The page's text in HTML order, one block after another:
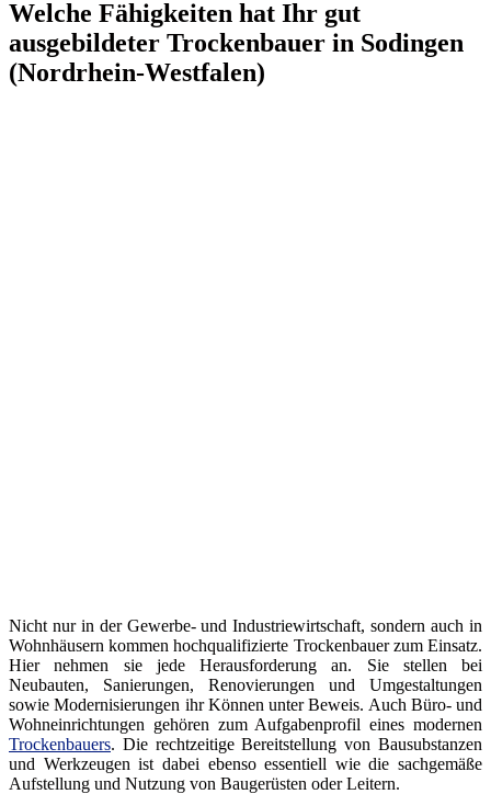
Welche Fähigkeiten hat Ihr gut
ausgebildeter Trockenbauer in Sodingen
(Nordrhein-Westfalen)
Nicht nur in der Gewerbe- und Industriewirtschaft, sondern auch in
Wohnhäusern kommen hochqualifizierte Trockenbauer zum Einsatz.
Hier nehmen sie jede Herausforderung an. Sie stellen bei
Neubauten, Sanierungen, Renovierungen und Umgestaltungen
sowie Modernisierungen ihr Können unter Beweis. Auch Büro- und
Wohneinrichtungen gehören zum Aufgabenprofil eines modernen
Trockenbauers. Die rechtzeitige Bereitstellung von Bausubstanzen
und Werkzeugen ist dabei ebenso essentiell wie die sachgemäße
Aufstellung und Nutzung von Baugerüsten oder Leitern.